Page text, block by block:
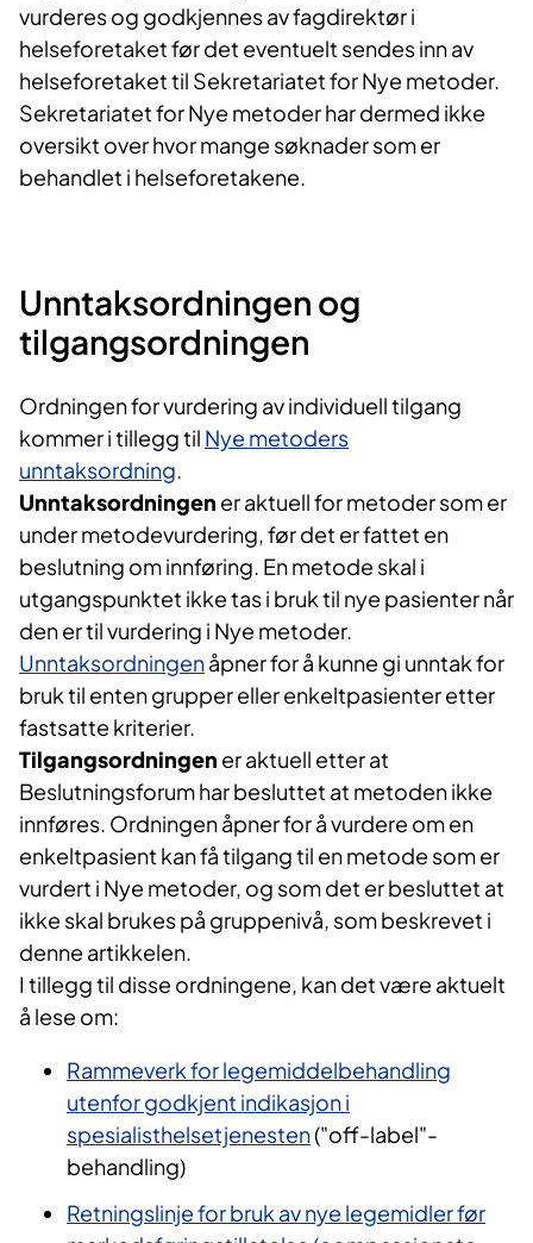
vurderes og godkjennes av fagdirektør i
helseforetaket før det eventuelt sendes inn av
helseforetaket til Sekretariatet for Nye metoder.
Sekretariatet for Nye metoder har dermed ikke
oversikt over hvor mange søknader som er
behandlet i helseforetakene.
Unntaksordningen og
tilgangsordningen
Ordningen for vurdering av individuell tilgang
kommer i tillegg til Nye metoders
unntaksordning.
Unntaksordningen er aktuell for metoder som er
under metodevurdering, før det er fattet en
beslutning om innføring. En metode skal i
utgangspunktet ikke tas i bruk til nye pasienter når
den er til vurdering i Nye metoder.
Unntaksordningenåpner for å kunne gi unntak for
bruk til enten grupper eller enkeltpasienter etter
fastsatte kriterier.
Tilgangsordningen er aktuell etter at
Beslutningsforum har besluttet at metoden ikke
innføres. Ordningen åpner for å vurdere om en
enkeltpasient kan få tilgang til en metode som er
vurdert i Nye metoder, og som det er besluttet at
ikke skal brukes på gruppenivå, som beskrevet i
denne artikkelen.
I tillegg til disse ordningene, kan det være aktuelt
å lese om:
Rammeverk for legemiddelbehandling
utenfor godkjent indikasjon i
spesialisthelsetjenesten("off-label"-
behandling)
Retningslinje for bruk av nye legemidler før